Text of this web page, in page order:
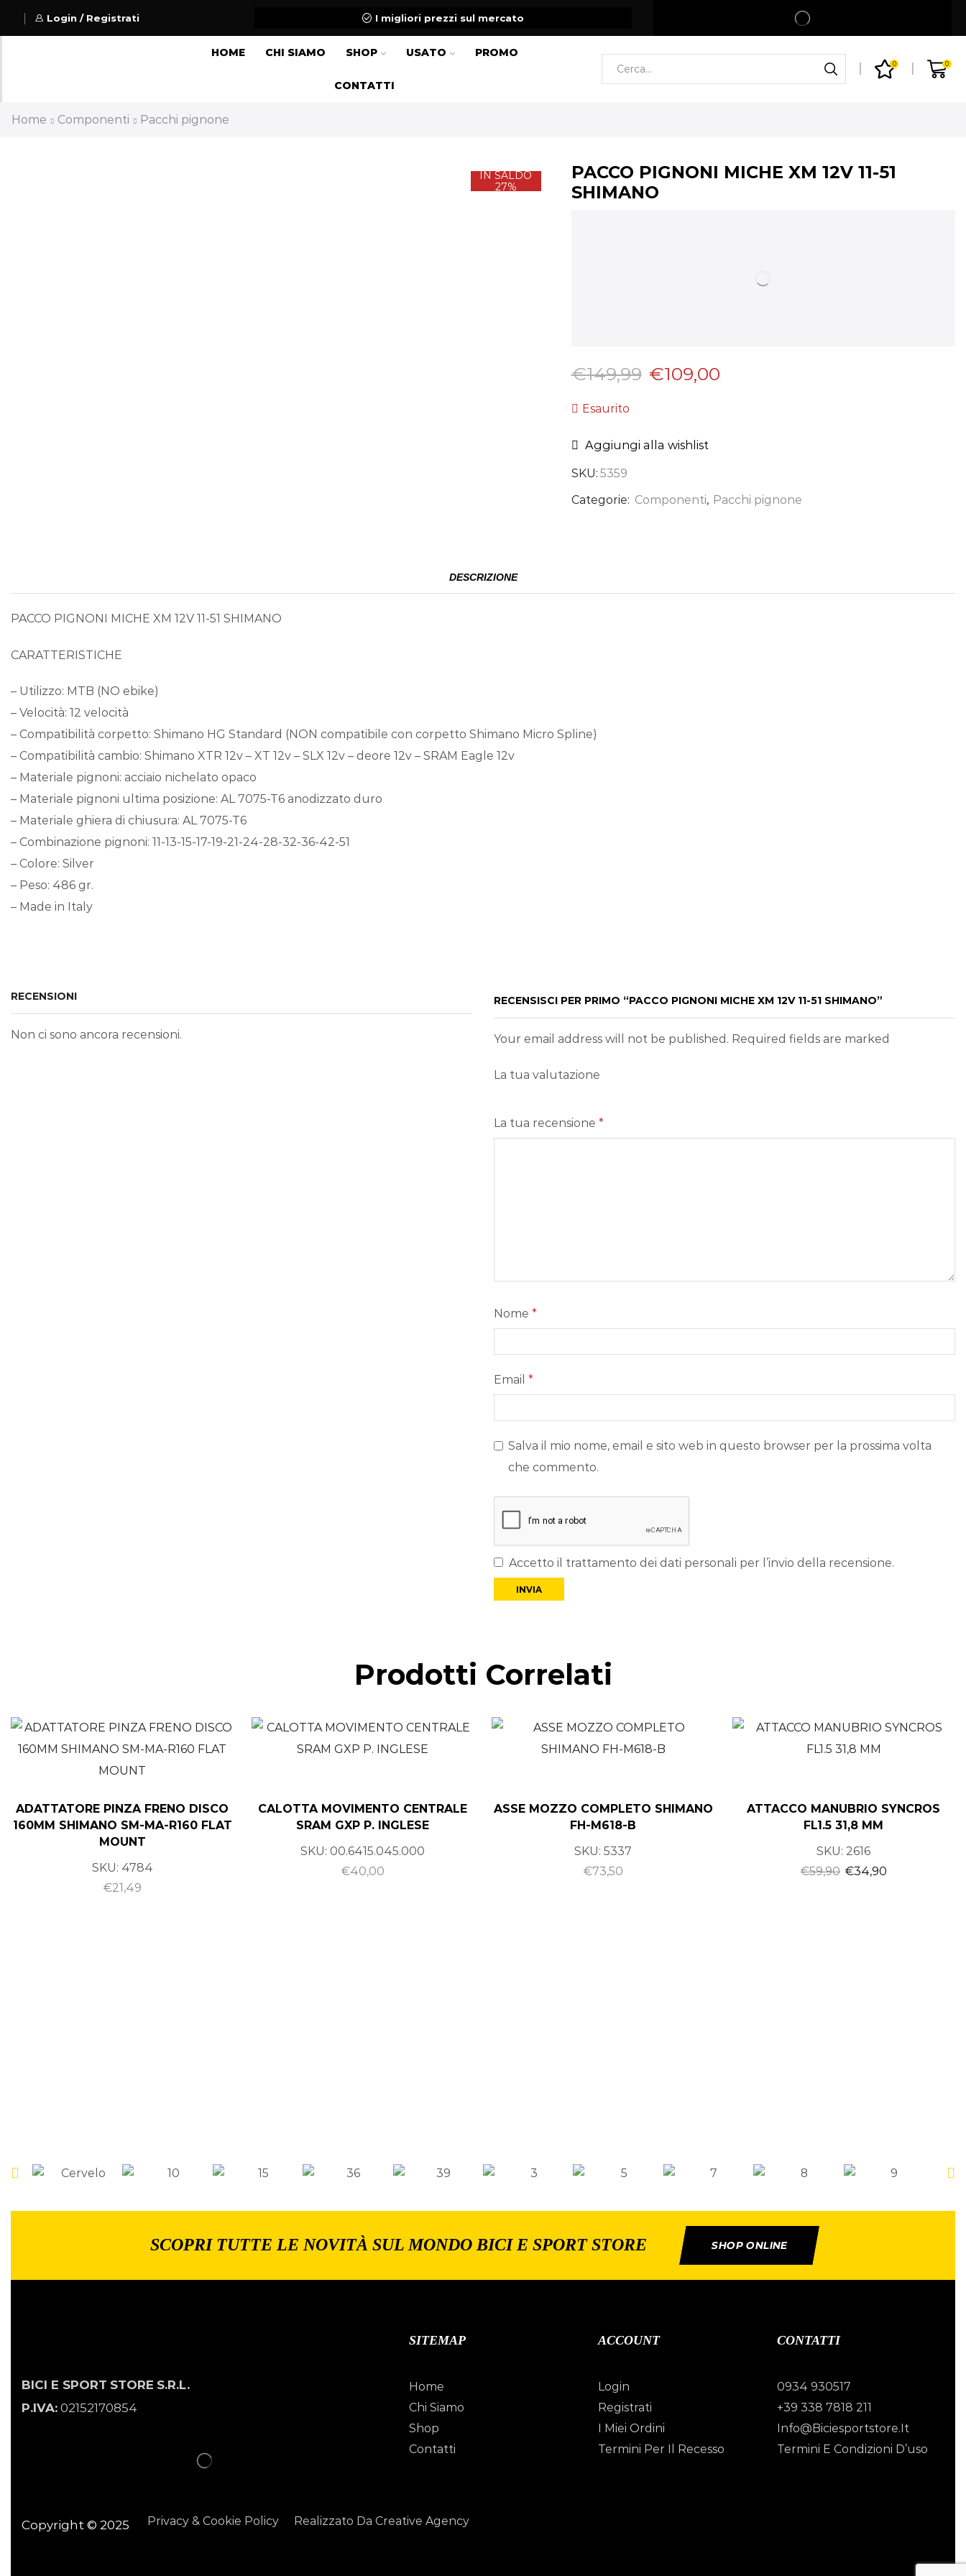
Login / Registrati I migliori prezzi sul mercato Spedizione gratuita per ordini superiori a 99€
HOME CHI SIAMO SHOP USATO PROMO
CONTATTI
0 0
Home Componenti Pacchi pignone
IN SALDO
27%
PACCO PIGNONI MICHE XM 12V 11-51
SHIMANO
€149,99 €109,00
Esaurito
Aggiungi alla wishlist
SKU: 5359
Categorie: Componenti, Pacchi pignone
DESCRIZIONE
PACCO PIGNONI MICHE XM 12V 11-51 SHIMANO
CARATTERISTICHE
– Utilizzo: MTB (NO ebike)
– Velocità: 12 velocità
– Compatibilità corpetto: Shimano HG Standard (NON compatibile con corpetto Shimano Micro Spline)
– Compatibilità cambio: Shimano XTR 12v – XT 12v – SLX 12v – deore 12v – SRAM Eagle 12v
– Materiale pignoni: acciaio nichelato opaco
– Materiale pignoni ultima posizione: AL 7075-T6 anodizzato duro
– Materiale ghiera di chiusura: AL 7075-T6
– Combinazione pignoni: 11-13-15-17-19-21-24-28-32-36-42-51
– Colore: Silver
– Peso: 486 gr.
– Made in Italy
RECENSIONI
Non ci sono ancora recensioni.
RECENSISCI PER PRIMO “PACCO PIGNONI MICHE XM 12V 11-51 SHIMANO”
Your email address will not be published. Required fields are marked
La tua valutazione
La tua recensione *
Nome *
Email *
Salva il mio nome, email e sito web in questo browser per la prossima volta
che commento.
Accetto il trattamento dei dati personali per l’invio della recensione.
Prodotti Correlati
ADATTATORE PINZA FRENO DISCO
160MM SHIMANO SM-MA-R160 FLAT
MOUNT
SKU: 4784
€21,49
CALOTTA MOVIMENTO CENTRALE
SRAM GXP P. INGLESE
SKU: 00.6415.045.000
€40,00
ASSE MOZZO COMPLETO SHIMANO
FH-M618-B
SKU:5337
€73,50
ATTACCO MANUBRIO SYNCROS
FL1.5 31,8 MM
SKU: 2616
€59,90 €34,90
SCOPRI TUTTE LE NOVITÀ SUL MONDO BICI E SPORT STORE SHOP ONLINE
BICI E SPORT STORE S.R.L.
P.IVA: 02152170854
SITEMAP
Home
Chi Siamo
Shop
Contatti
ACCOUNT
Login
Registrati
I Miei Ordini
Termini Per Il Recesso
CONTATTI
0934 930517
+39 338 7818 211
Info@biciesportstore.it
Termini E Condizioni D’uso
Copyright © 2025 Privacy & Cookie Policy Realizzato Da Creative Agency